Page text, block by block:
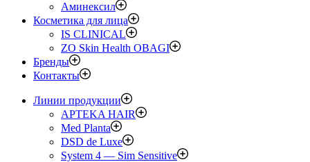
Аминексил
Косметика для лица
IS CLINICAL
ZO Skin Health OBAGI
Бренды
Контакты
Линии продукции
APTEKA HAIR
Med Planta
DSD de Luxe
System 4 — Sim Sensitive